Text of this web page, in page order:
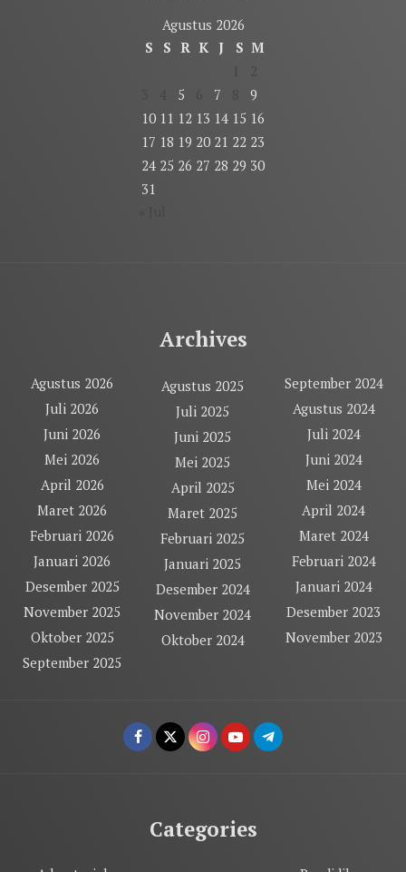
Agustus 2026
S
S R K J S M
5 7
9
10 11 12 13 14 15 16
17 18 19 20 21 22 23
24 25 26 27 28 29 30
31
Archives
Agustus 2026
Juli 2026
Juni 2026
Mei 2026
April 2026
Maret 2026
Februari 2026
Januari 2026
Desember 2025
November 2025
Oktober 2025
September 2025
Agustus 2025
Juli 2025
Juni 2025
Mei 2025
April 2025
Maret 2025
Februari 2025
Januari 2025
Desember 2024
November 2024
Oktober 2024
September 2024
Agustus 2024
Juli 2024
Juni 2024
Mei 2024
April 2024
Maret 2024
Februari 2024
Januari 2024
Desember 2023
November 2023
Categories